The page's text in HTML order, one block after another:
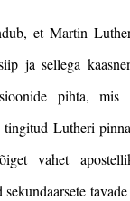
et Martin
ja sellega
pihta, mis
Lutheri
vahet